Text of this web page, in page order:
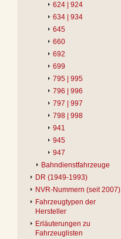
624 | 924
634 | 934
645
660
692
699
795 | 995
796 | 996
797 | 997
798 | 998
941
945
947
Bahndienstfahrzeuge
DR (1949-1993)
NVR-Nummern (seit 2007)
Fahrzeugtypen der
Hersteller
Erläuterungen zu
Fahrzeuglisten